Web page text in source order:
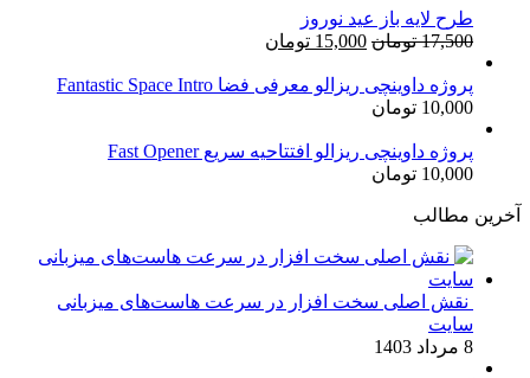
طرح لایه باز عید نوروز
17,500 تومان قیمت
17,500 تومان
15,000 تومان
15,000 تومان.
پروژه داوینچی ریزالو معرفی فضا Fantastic Space Intro
10,000 تومان
پروژه داوینچی ریزالو افتتاحیه سریع Fast Opener
10,000 تومان
آخرین مطالب
نقش اصلی سخت افزار در سرعت هاست‌های میزبانی
سایت
8 مرداد 1403